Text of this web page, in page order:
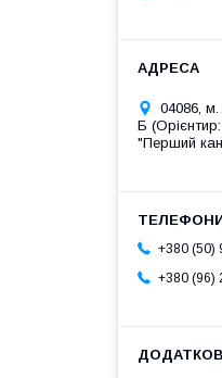
04086, м.
Б
"Перший
+380 (50)
+380 (96)